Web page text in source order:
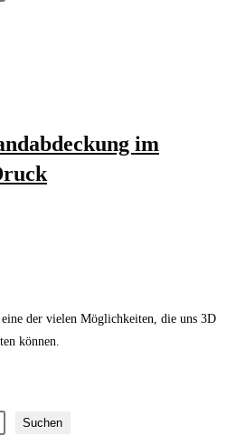
im
der vielen Möglichkeiten, die uns 3D
können.
Suchen